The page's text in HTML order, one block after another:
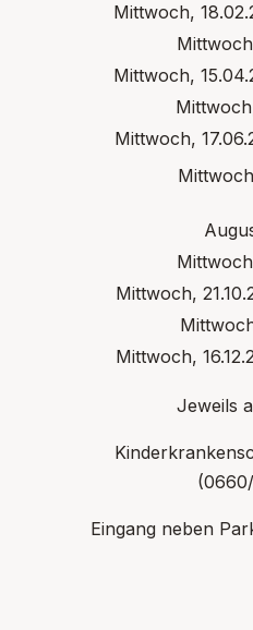
Mittwoch,
Mittwoch,
Mittwoch,
Mittwoch,
Mittwoch,
Jeweils
Eingang neben